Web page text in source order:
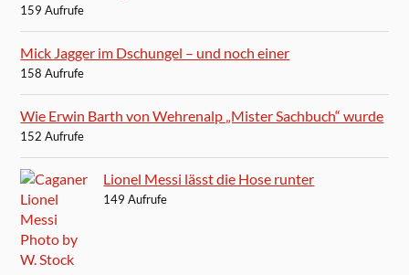
159 Aufrufe
Mick Jagger im Dschungel – und noch einer
158 Aufrufe
Wie Erwin Barth von Wehrenalp „Mister Sachbuch“ wurde
152 Aufrufe
Lionel Messi lässt die Hose runter
149 Aufrufe